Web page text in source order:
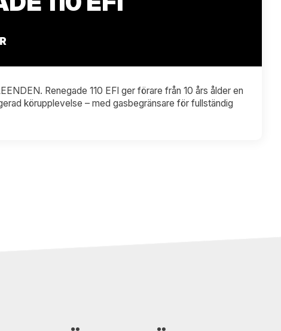
Renegade 110 EFI ger förare från 10 års ålder en
körupplevelse – med gasbegränsare för fullständig